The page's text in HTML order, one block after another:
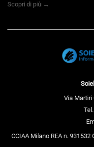
Scopri di più →
Via Martiri
Tel.
CCIAA Milano REA n.